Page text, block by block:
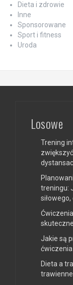
Dieta i zdrowie
Inne
Sponsorowane
Sport i fitness
Uroda
Losowe
Trening
treningu:
Jakie są
ćwiczenia
Dieta a